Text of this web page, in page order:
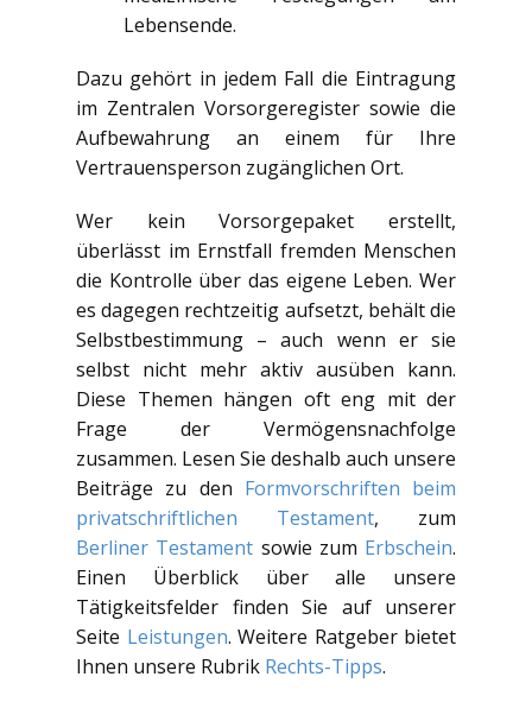
Lebensende.
Dazu gehört in jedem Fall die Eintragung
im Zentralen Vorsorgeregister sowie die
Aufbewahrung an einem für Ihre
Vertrauensperson zugänglichen Ort.
Wer kein Vorsorgepaket erstellt,
überlässt im Ernstfall fremden Menschen
die Kontrolle über das eigene Leben. Wer
es dagegen rechtzeitig aufsetzt, behält die
Selbstbestimmung – auch wenn er sie
selbst nicht mehr aktiv ausüben kann.
Diese Themen hängen oft eng mit der
Frage der Vermögensnachfolge
zusammen. Lesen Sie deshalb auch unsere
Beiträge zu den Formvorschriften beim
privatschriftlichen Testament, zum
Berliner Testament sowie zum Erbschein.
Einen Überblick über alle unsere
Tätigkeitsfelder finden Sie auf unserer
Seite Leistungen. Weitere Ratgeber bietet
Ihnen unsere Rubrik Rechts-Tipps.